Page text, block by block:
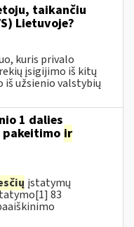
taikančiu
Lietuvoje?
kuris privalo
įsigijimo iš kitų
iš užsienio valstybių
1 dalies
pakeitimo ir
įstatymų
83